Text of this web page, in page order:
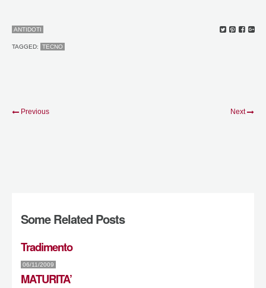
ANTIDOTI
TAGGED: TECNO
Previous Next
Some Related Posts
Tradimento
06/11/2009
MATURITA’